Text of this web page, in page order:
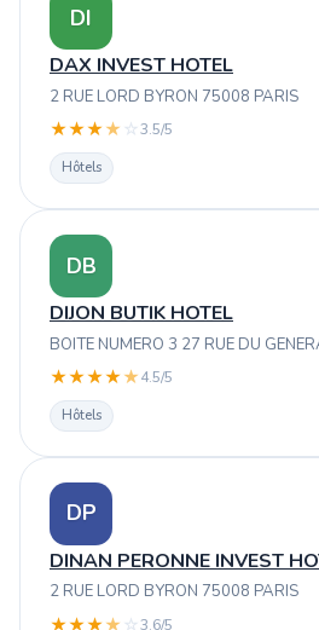
DI
DAX INVEST HOTEL
2 RUE LORD BYRON 75008 PARIS
★★★★ ☆3.5/5
Hôtels
DB
DIJON BUTIK HOTEL
BOITE NUMERO 3 27 RUE DU
★★★★★4.5/5
Hôtels
DP
DINAN PERONNE INVEST
2 RUE LORD BYRON 75008 PARIS
★★★★ ☆3.6/5